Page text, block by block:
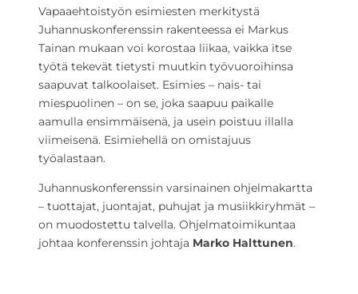
Vapaaehtoistyön esimiesten merkitystä
Juhannuskonferenssin rakenteessa ei Markus
Tainan mukaan voi korostaa liikaa, vaikka itse
työtä tekevät tietysti muutkin työvuoroihinsa
saapuvat talkoolaiset. Esimies – nais- tai
miespuolinen – on se, joka saapuu paikalle
aamulla ensimmäisenä, ja usein poistuu illalla
viimeisenä. Esimiehellä on omistajuus
työalastaan.
Juhannuskonferenssin varsinainen ohjelmakartta
– tuottajat, juontajat, puhujat ja musiikkiryhmät –
on muodostettu talvella. Ohjelmatoimikuntaa
johtaa konferenssin johtaja Marko Halttunen.